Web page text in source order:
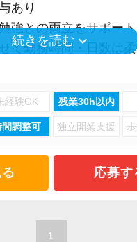
以下の為、代表税理士
することができます。
が勤務終了後に通っ
取得できる環境
なお子さんがいる方な
は取りやすいです。
あり
強との両立をサポート
て勤務時間・日数は
業期や成長期の企業を
が進んでいることから
れており、当事務所
の力がそのまま事業運
続きを読む keyboard_arrow_down
経験OK 残業30h以内
間調整可 独立開業支援
応募す
1